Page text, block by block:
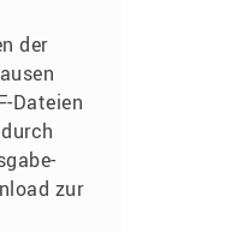
der
Dateien
zur